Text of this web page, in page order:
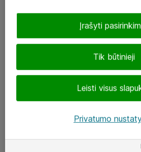
J. Rutkausko g. 6, Vilnius
Atea kontaktai
Aplankykite mus
Tik būtinieji
Leisti visus
Įrašyti
Privatumo